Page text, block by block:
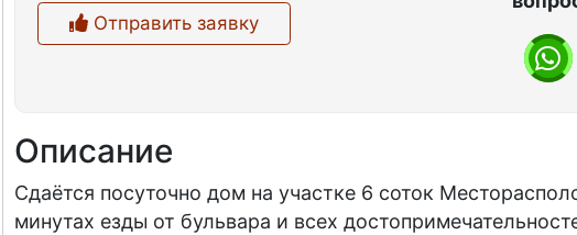
Отправить заявку
Описание
Сдаётся посуточно дом на участке 6 соток
минутах езды от бульвара и всех